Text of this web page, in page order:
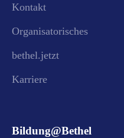
Kontakt
Organisatorisches
bethel.jetzt
Karriere
Bildung@Bethel